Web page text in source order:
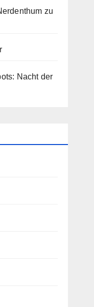
zu
Nacht der